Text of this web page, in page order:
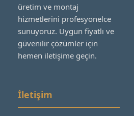
üretim ve montaj
hizmetlerini profesyonelce
sunuyoruz. Uygun fiyatlı ve
güvenilir çözümler için
hemen iletişime geçin.
İletişim